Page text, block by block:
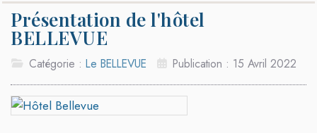
Présentation de l'hôtel
BELLEVUE
Catégorie :Le BELLEVUE Publication : 15 Avril 2022